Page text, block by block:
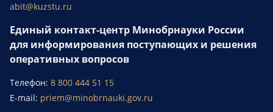
abit@kuzstu.ru
Единый контакт-центр Минобрнауки России
для информирования поступающих и решения
оперативных вопросов
Телефон: 8 800 444 51 15
E-mail: priem@minobrnauki.gov.ru